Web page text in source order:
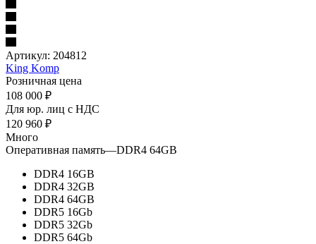
Артикул: 204812
King Komp
Розничная цена
108 000 ₽
Для юр. лиц c НДС
120 960 ₽
Много
Оперативная память—DDR4 64GB
DDR4 16GB
DDR4 32GB
DDR4 64GB
DDR5 16Gb
DDR5 32Gb
DDR5 64Gb